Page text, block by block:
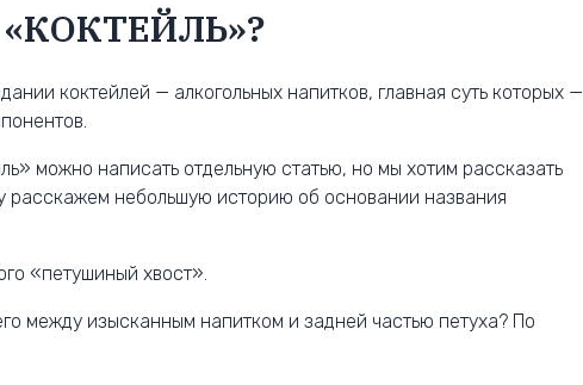
коктейлей — алкогольных напитков, главная суть которых —
можно написать отдельную статью, но мы хотим рассказать
расскажем небольшую историю об основании названия
«петушиный хвост».
между изысканным напитком и задней частью петуха? По